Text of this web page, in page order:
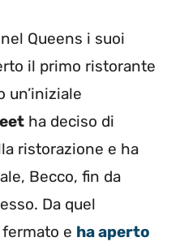
Queens i suoi
il primo ristorante
un’iniziale
ha deciso di
ristorazione e ha
Becco, fin da
Da quel
e ha aperto